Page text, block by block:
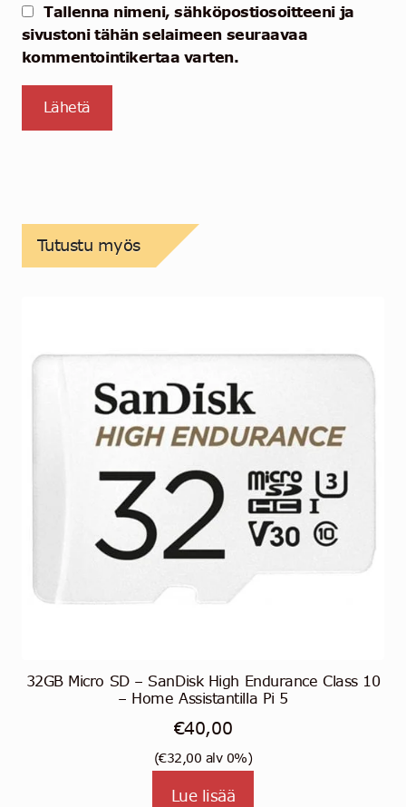
Tallenna nimeni, sähköpostiosoitteeni ja
sivustoni tähän selaimeen seuraavaa
kommentointikertaa varten.
Tutustu myös
32GB Micro SD – SanDisk High Endurance Class 10
– Home Assistantilla Pi 5
€40,00
(€32,00 alv 0%)
Lue lisää